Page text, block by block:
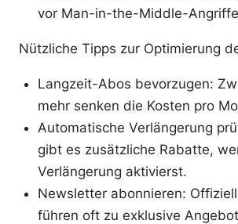
vor Man-in-the-Middle-
Nützliche Tipps zur Optimierung
Langzeit-Abos bevorzugen:
mehr senken die Kosten pro
Automatische Verlängerung
gibt es zusätzliche Rabatte,
Verlängerung aktivierst.
Newsletter abonnieren:
führen oft zu exklusive